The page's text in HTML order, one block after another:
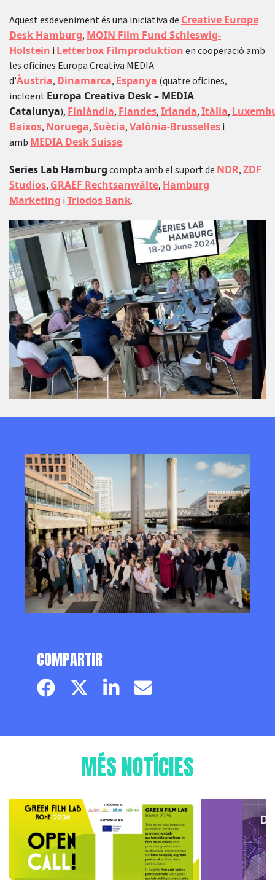
Aquest esdeveniment és una iniciativa de Creative Europe
Desk Hamburg, MOIN Film Fund Schleswig-
Holstein i Letterbox Filmproduktionen cooperació amb
les oficines Europa Creativa MEDIA
d’Àustria, Dinamarca, Espanya (quatre oficines,
incloentEuropa Creativa Desk – MEDIA
Catalunya), Finlàndia, Flandes,Irlanda,Itàlia,
Baixos, Noruega,Suècia,Valònia-Brussel·lesi
amb MEDIA Desk Suisse.
Series Lab Hamburgcompta amb el suport de NDR,ZDF
Studios, GRAEF Rechtsanwälte, Hamburg
Marketing iTriodos Bank.
COMPARTIR
Facebook pageTwitter page
LinkedinEmail
MÉS NOTÍCIES